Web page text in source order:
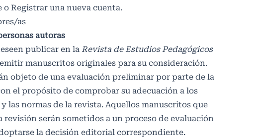
o Registrar una nueva cuenta.
as
autoras
publicar en la Revista de Estudios Pedagógicos
manuscritos originales para su consideración.
objeto de una evaluación preliminar por parte de la
el propósito de comprobar su adecuación a los
las normas de la revista. Aquellos manuscritos que
revisión serán sometidos a un proceso de evaluación
la decisión editorial correspondiente.